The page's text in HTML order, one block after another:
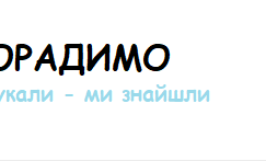
Порадимо